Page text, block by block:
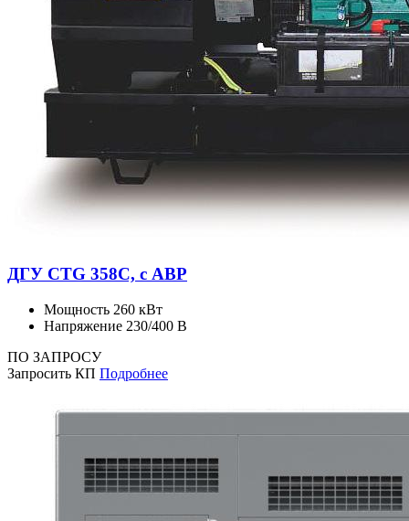
ДГУ CTG 358C, с АВР
Мощность 260 кВт
Напряжение 230/400 В
ПО ЗАПРОСУ
Запросить КП Подробнее